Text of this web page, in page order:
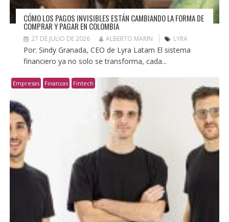
CÓMO LOS PAGOS INVISIBLES ESTÁN CAMBIANDO LA FORMA DE
COMPRAR Y PAGAR EN COLOMBIA
27 DE JULIO DE 2026 ALBERTO MARIN LYRA
Por: Sindy Granada, CEO de Lyra Latam El sistema
financiero ya no solo se transforma, cada...
Empresas Finanzas Fintech